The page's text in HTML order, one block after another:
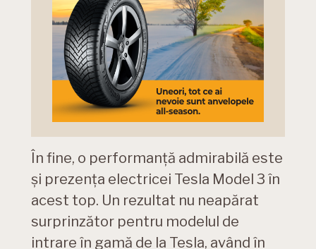
În fine, o performanță admirabilă este
și prezența electricei Tesla Model 3 în
acest top. Un rezultat nu neapărat
surprinzător pentru modelul de
intrare în gamă de la Tesla, având în